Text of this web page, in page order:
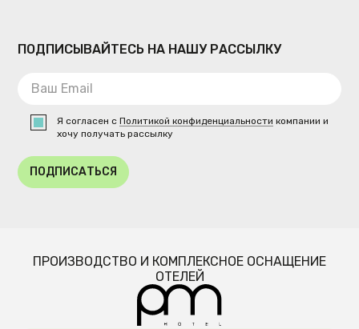
ПОДПИСЫВАЙТЕСЬ НА НАШУ РАССЫЛКУ
Я согласен сПолитикой конфиденциальности компании и
хочу получать рассылку
ПОДПИСАТЬСЯ
ПРОИЗВОДСТВО И КОМПЛЕКСНОЕ ОСНАЩЕНИЕ
ОТЕЛЕЙ